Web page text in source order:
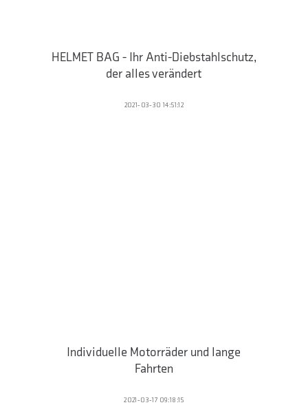
HELMET BAG - Ihr Anti-Diebstahlschutz,
der alles verändert
2021-03-30 14:51:12
Individuelle Motorräder und lange
Fahrten
2021-03-17 09:18:15